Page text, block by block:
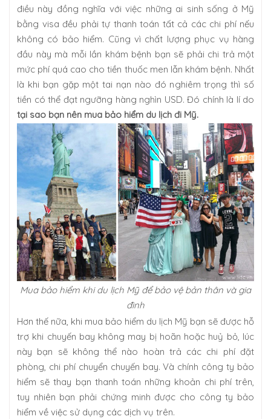
điều này đồng nghĩa với việc những ai sinh sống ở Mỹ
bằng visa đều phải tự thanh toán tất cả các chi phí nếu
không có bảo hiểm. Cũng vì chất lượng phục vụ hàng
đầu này mà mỗi lần khám bệnh bạn sẽ phải chi trả một
mức phí quá cao cho tiền thuốc men lẫn khám bệnh. Nhất
là khi bạn gặp một tai nạn nào đó nghiêm trọng thì số
tiền có thể đạt ngưỡng hàng nghìn USD. Đó chính là lí do
tại sao bạn nên mua bảo hiểm du lịch đi Mỹ.
Mua bảo hiểm khi du lịch Mỹ để bảo vệ bản thân và gia
đình
Hơn thế nữa, khi mua bảo hiểm du lịch Mỹ bạn sẽ được hỗ
trợ khi chuyến bay không may bị hoãn hoặc huỷ bỏ, lúc
này bạn sẽ không thể nào hoàn trả các chi phí đặt
phòng, chi phí chuyển chuyến bay. Và chính công ty bảo
hiểm sẽ thay bạn thanh toán những khoản chi phí trên,
tuy nhiên bạn phải chứng minh được cho công ty bảo
hiểm về việc sử dụng các dịch vụ trên.